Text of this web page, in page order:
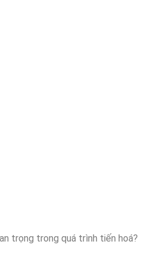
trọng trong quá trình tiến hoá?